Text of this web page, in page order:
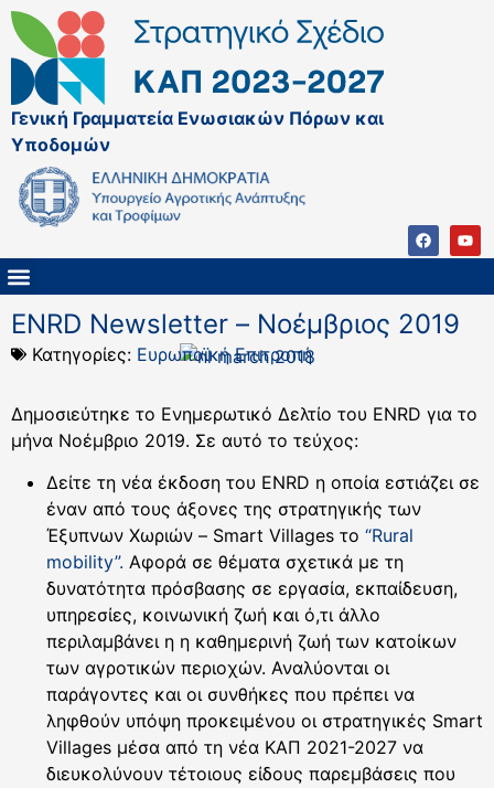
Γενική Γραμματεία Ενωσιακών Πόρων και
Υποδομών
ENRD Newsletter – Νοέμβριος 2019
Κατηγορίες: Ευρωπαϊκή Επιτροπή
Δημοσιεύτηκε το Ενημερωτικό Δελτίο του ENRD για το
μήνα Νοέμβριο 2019. Σε αυτό το τεύχος:
Δείτε τη νέα έκδοση του ENRD η οποία εστιάζει σε
έναν από τους άξονες της στρατηγικής των
Έξυπνων Χωριών – Smart Villages το “Rural
mobility”. Αφορά σε θέματα σχετικά με τη
δυνατότητα πρόσβασης σε εργασία, εκπαίδευση,
υπηρεσίες, κοινωνική ζωή και ό,τι άλλο
περιλαμβάνει η η καθημερινή ζωή των κατοίκων
των αγροτικών περιοχών. Αναλύονται οι
παράγοντες και οι συνθήκες που πρέπει να
ληφθούν υπόψη προκειμένου οι στρατηγικές Smart
Villages μέσα από τη νέα ΚΑΠ 2021-2027 να
διευκολύνουν τέτοιους είδους παρεμβάσεις που